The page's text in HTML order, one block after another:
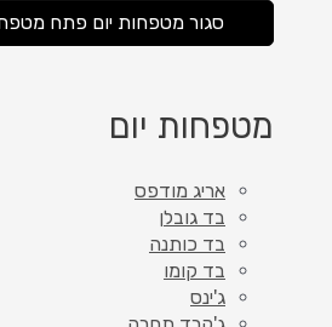
סגור מטפחות יום פתח מטפחות יום
מטפחות יום
אריג מודפס
בד גובלן
בד כותנה
בד קומו
ג'ינס